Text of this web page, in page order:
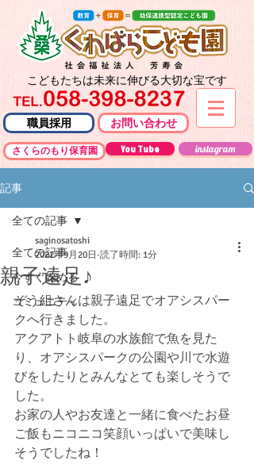
こどもたちは未来に伸びる大切な宝です
職員採用 お問い合わせ
さくらのもり保育園 You Tube instagram
記事
全ての記事
今すぐ始める
コミュニティ
全ての記事
親子遠足♪
saginosatoshi
2022年9月20日 読了時間: 1分
ぞう組さんは親子遠足でオアシスパー
クへ行きました。
アクアトト岐阜の水族館で魚を見た
り、オアシスパークの公園や川で水遊
びをしたりとみんなとても楽しそうで
した。
お家の人やお友達と一緒に食べたお昼
ご飯もニコニコ笑顔いっぱいで美味し
そうでしたね！